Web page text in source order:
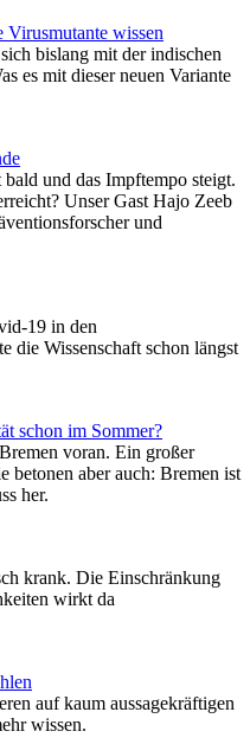
Virusmutante wissen
bislang mit der indischen
es mit dieser neuen Variante
und das Impftempo steigt.
Unser Gast Hajo Zeeb
und
19 in den
die Wissenschaft schon längst
schon im Sommer?
voran. Ein großer
betonen aber auch: Bremen ist
her.
krank. Die Einschränkung
wirkt da
auf kaum aussagekräftigen
wissen.